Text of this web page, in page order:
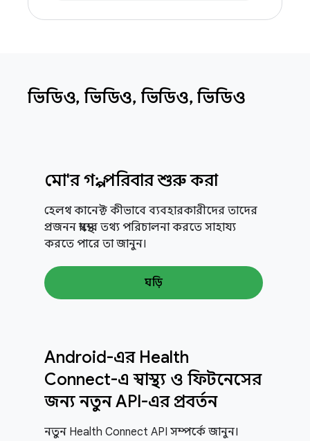
ভিডিও, ভিডিও, ভিডিও, ভিডিও
মো'র গল্প: পরিবার শুরু করা
হেলথ কানেক্ট কীভাবে ব্যবহারকারীদের তাদের
প্রজনন স্বাস্থ্যের তথ্য পরিচালনা করতে সাহায্য
করতে পারে তা জানুন।
ঘড়ি
Android-এর Health
Connect-এ স্বাস্থ্য ও ফিটনেসের
জন্য নতুন API-এর প্রবর্তন
নতুন Health Connect API সম্পর্কে জানুন।